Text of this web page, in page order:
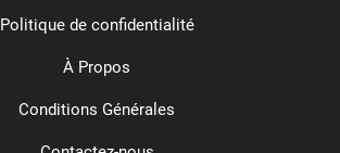
Politique de confidentialité
À Propos
Conditions Générales